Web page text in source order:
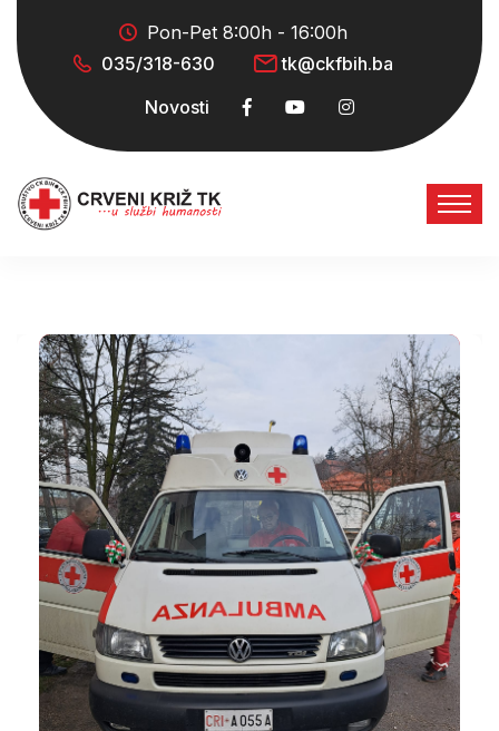
Pon-Pet 8:00h - 16:00h
035/318-630
tk@ckfbih.ba
Novosti